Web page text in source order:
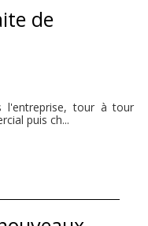
de
l'entreprise, tour à tour
puis ch...